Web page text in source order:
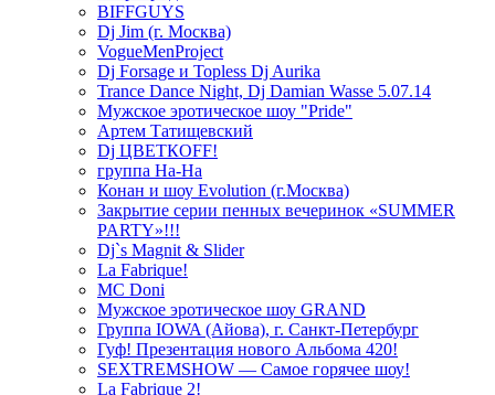
BIFFGUYS
Dj Jim (г. Москва)
VogueMenProject
Dj Forsage и Topless Dj Aurika
Trance Dance Night, Dj Damian Wasse 5.07.14
Мужское эротическое шоу "Pride"
Артем Татищевский
Dj ЦВЕТКOFF!
группа На-На
Конан и шоу Evolution (г.Москва)
Закрытие серии пенных вечеринок «SUMMER
PARTY»!!!
Dj`s Magnit & Slider
La Fabrique!
MC Doni
Мужское эротическое шоу GRAND
Группа IOWA (Айова), г. Санкт-Петербург
Гуф! Презентация нового Альбома 420!
SEXTREMSHOW — Самое горячее шоу!
La Fabrique 2!